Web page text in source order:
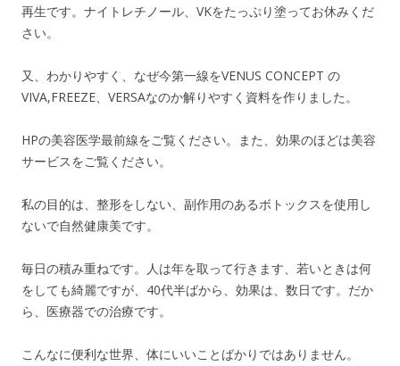
再生です。ナイトレチノール、VKをたっぷり塗ってお休みくだ
さい。
又、わかりやすく、なぜ今第一線をVENUS CONCEPT の
VIVA,FREEZE、VERSAなのか解りやすく資料を作りました。
HPの美容医学最前線をご覧ください。また、効果のほどは美容
サービスをご覧ください。
私の目的は、整形をしない、副作用のあるボトックスを使用し
ないで自然健康美です。
毎日の積み重ねです。人は年を取って行きます、若いときは何
をしても綺麗ですが、40代半ばから、効果は、数日です。だか
ら、医療器での治療です。
こんなに便利な世界、体にいいことばかりではありません。